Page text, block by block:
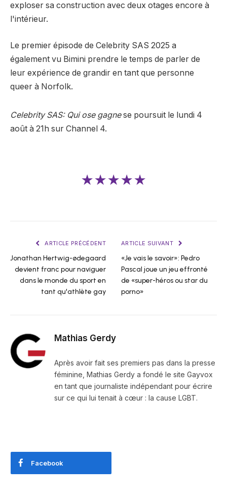
exploser sa construction avec deux otages encore à
l'intérieur.
Le premier épisode de Celebrity SAS 2025 a
également vu Bimini prendre le temps de parler de
leur expérience de grandir en tant que personne
queer à Norfolk.
Celebrity SAS: Qui ose gagnese poursuit le lundi 4
août à 21h sur Channel 4.
★★★★★
ARTICLE PRÉCÉDENT
Jonathan Hertwig-ødegaard
devient franc pour naviguer
dans le monde du sport en
tant qu'athlète gay
ARTICLE SUIVANT
«Je vais le savoir»: Pedro
Pascal joue un jeu effronté
de «super-héros ou star du
porno»
Mathias Gerdy
Après avoir fait ses premiers pas dans la presse
féminine, Mathias Gerdy a fondé le site Gayvox
en tant que journaliste indépendant pour écrire
sur ce qui lui tenait à cœur : la cause LGBT.
Facebook